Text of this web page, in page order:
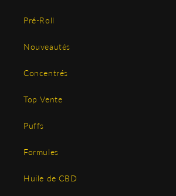
Pré-Roll
Nouveautés
Concentrés
Top Vente
Puffs
Formules
Huile de CBD